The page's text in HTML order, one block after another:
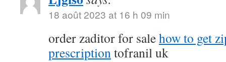
18 août 2023 at 16 h 09 min
order zaditor for salehow to get
prescriptiontofranil uk